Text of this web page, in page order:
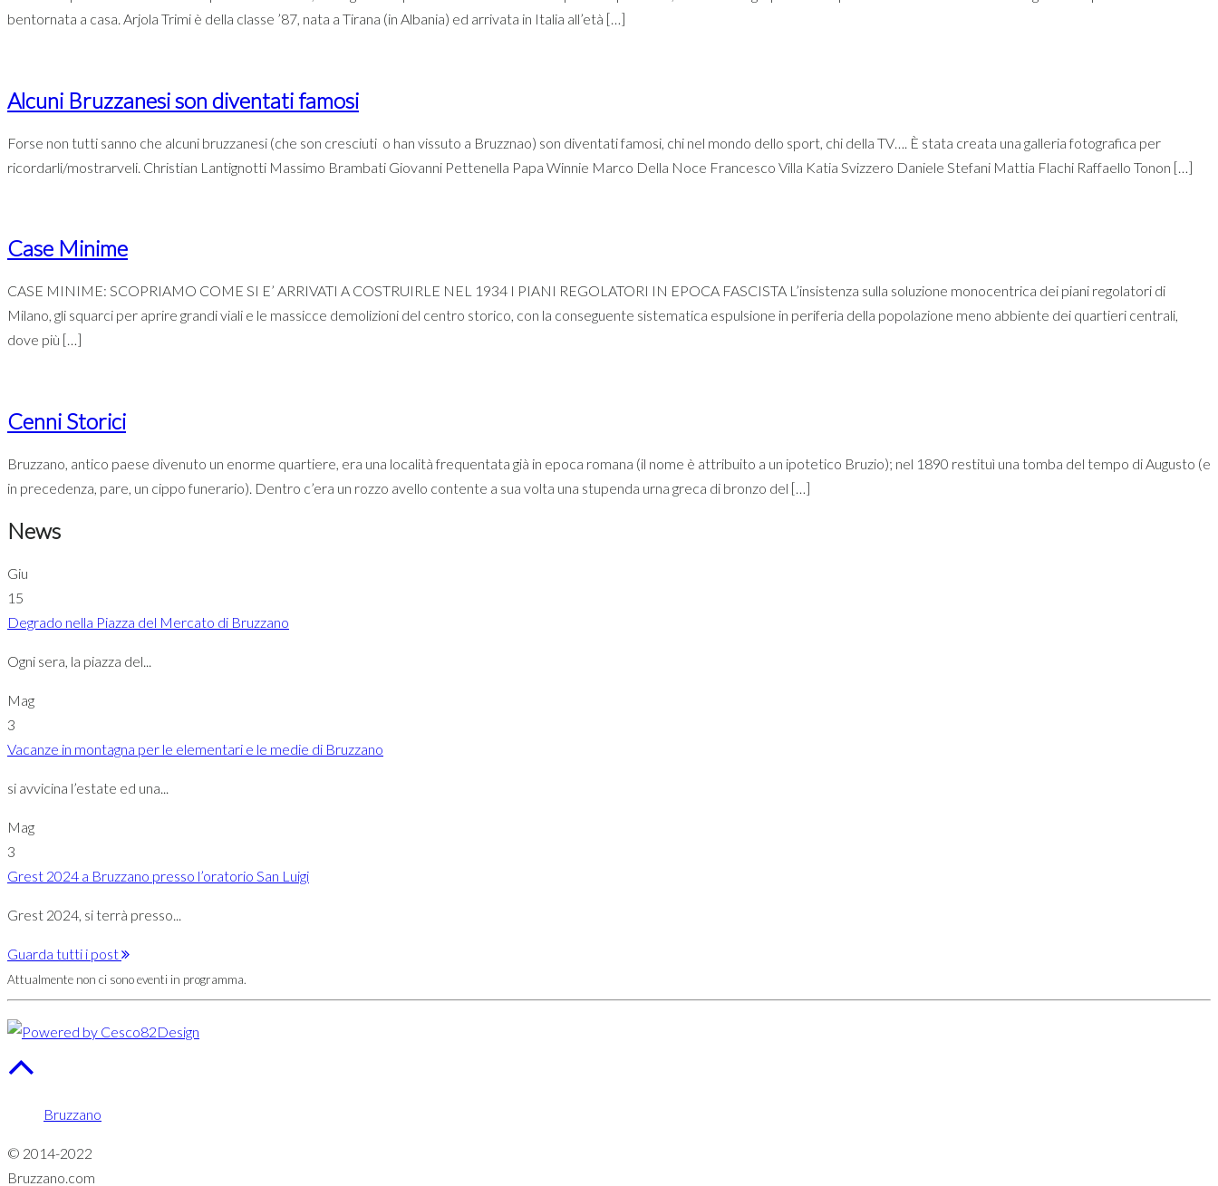
bentornata a casa. Arjola Trimi è della classe ’87, nata a Tirana (in Albania) ed arrivata in Italia all’età […]
Alcuni Bruzzanesi son diventati famosi
Forse non tutti sanno che alcuni bruzzanesi (che son cresciuti o han vissuto a Bruzznao) son diventati famosi, chi nel mondo dello sport, chi della TV…. È stata creata una galleria fotografica per
ricordarli/mostrarveli. Christian Lantignotti Massimo Brambati Giovanni Pettenella Papa Winnie Marco Della Noce Francesco Villa Katia Svizzero Daniele Stefani Mattia Flachi Raffaello Tonon […]
Case Minime
CASE MINIME: SCOPRIAMO COME SI E’ ARRIVATI A COSTRUIRLE NEL 1934 I PIANI REGOLATORI IN EPOCA FASCISTA L’insistenza sulla soluzione monocentrica dei piani regolatori di
Milano, gli squarci per aprire grandi viali e le massicce demolizioni del centro storico, con la conseguente sistematica espulsione in periferia della popolazione meno abbiente dei quartieri centrali,
dove più […]
Cenni Storici
Bruzzano, antico paese divenuto un enorme quartiere, era una località frequentata già in epoca romana (il nome è attribuito a un ipotetico Bruzio); nel 1890 restituì una tomba del tempo di Augusto (e
in precedenza, pare, un cippo funerario). Dentro c’era un rozzo avello contente a sua volta una stupenda urna greca di bronzo del […]
News
Giu
15
Degrado nella Piazza del Mercato di Bruzzano
Ogni sera, la piazza del...
Mag
3
Vacanze in montagna per le elementari e le medie di Bruzzano
si avvicina l’estate ed una...
Mag
3
Grest 2024 a Bruzzano presso l’oratorio San Luigi
Grest 2024, si terrà presso...
Guarda tutti i post
Attualmente non ci sono eventi in programma.
Bruzzano
© 2014-2022
Bruzzano.com